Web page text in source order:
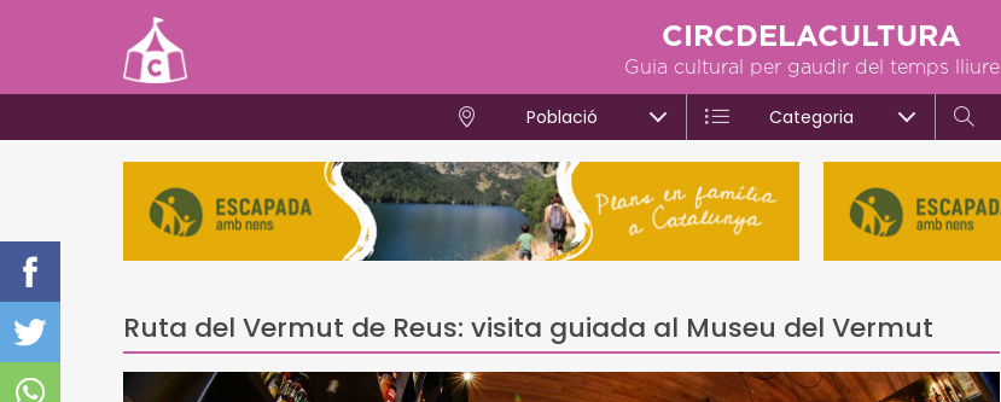
CIRCDELACULTURA
Guia cultural per gaudir del temps lliure
Població Categoria
Ruta del Vermut de Reus: visita guiada al Museu del Vermut